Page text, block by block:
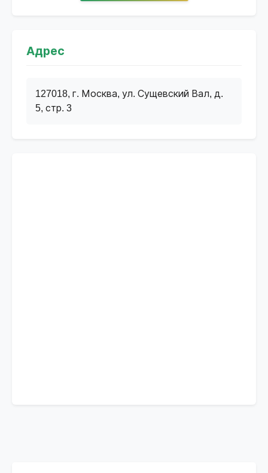
Адрес
127018, г. Москва, ул. Сущевский Вал, д.
5, стр. 3